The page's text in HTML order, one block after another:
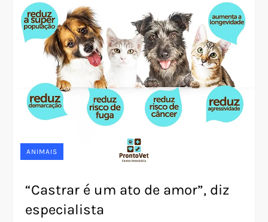
ANIMAIS
“Castrar é um ato de amor”, diz
especialista